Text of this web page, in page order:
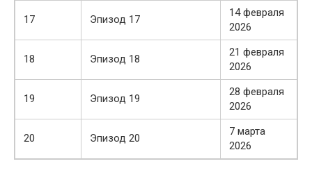
17 Эпизод 17
14 февраля
2026
18 Эпизод 18
21 февраля
2026
19 Эпизод 19
28 февраля
2026
20 Эпизод 20
7 марта
2026